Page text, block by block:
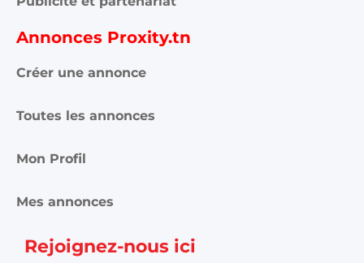
Annonces Proxity.tn
Créer une annonce
Toutes les annonces
Mon Profil
Mes annonces
Rejoignez-nous ici